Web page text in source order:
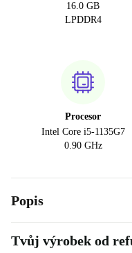
16.0 GB
LPDDR4
Procesor
Intel Core i5-1135G7
0.90 GHz
Popis
Tvůj výrobek od